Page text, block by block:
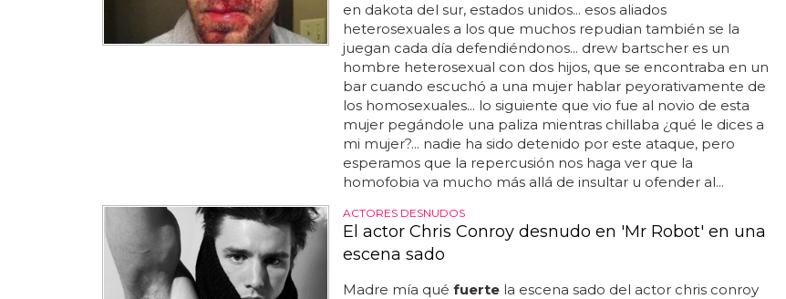
en dakota del sur, estados unidos... esos aliados
heterosexuales a los que muchos repudian también se la
juegan cada día defendiéndonos... drew bartscher es un
hombre heterosexual con dos hijos, que se encontraba en un
bar cuando escuchó a una mujer hablar peyorativamente de
los homosexuales... lo siguiente que vio fue al novio de esta
mujer pegándole una paliza mientras chillaba ¿qué le dices a
mi mujer?... nadie ha sido detenido por este ataque, pero
esperamos que la repercusión nos haga ver que la
homofobia va mucho más allá de insultar u ofender al...
ACTORES DESNUDOS
El actor Chris Conroy desnudo en 'Mr Robot' en una
escena sado
Madre mía qué fuertela escena sado del actor chris conroy